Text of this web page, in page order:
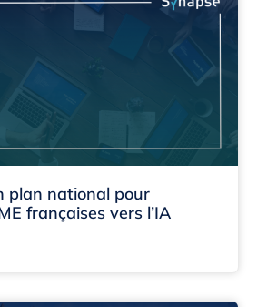
plan national pour
françaises vers l’IA